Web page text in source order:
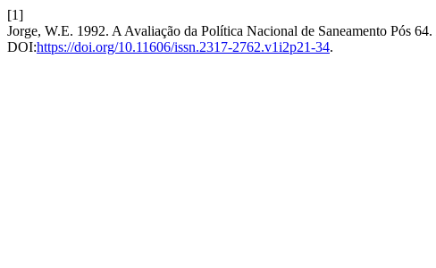
[1]
Jorge, W.E. 1992. A Avaliação da Política Nacional de Saneamento Pós 64.
DOI:https://doi.org/10.11606/issn.2317-2762.v1i2p21-34.